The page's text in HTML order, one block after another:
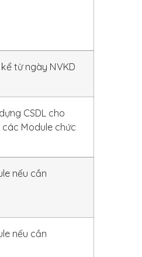
từ ngày NVKD
CSDL cho
Module chức
nếu cần
nếu cần